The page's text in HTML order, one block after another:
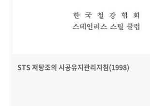
STS 저탕조의 시공유지관리지침(1998)